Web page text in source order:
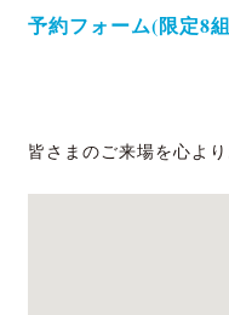
予約フォーム(限定8
皆さまのご来場を心よ